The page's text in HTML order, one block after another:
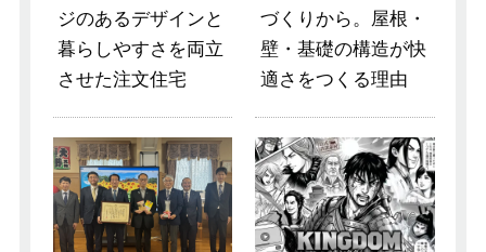
ジのあるデザインと
暮らしやすさを両立
させた注文住宅
づくりから。屋根・
壁・基礎の構造が快
適さをつくる理由